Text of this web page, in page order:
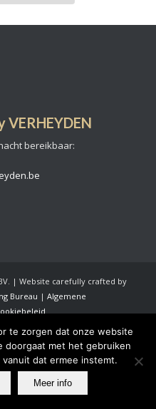
bereikbaar:
| Website carefully crafted by
Bureau | Algemene
te zorgen dat onze website
doorgaat met het gebruiken
dat ermee instemt.
Meer info